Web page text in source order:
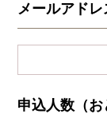
メールアドレ
申込人数（お